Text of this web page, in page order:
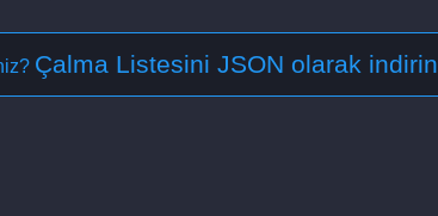
Çalma Listesini JSON olarak indirin